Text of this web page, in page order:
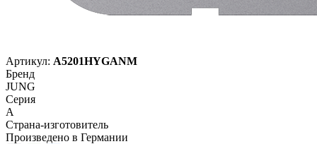
Артикул: A5201HYGANM
Бренд
JUNG
Серия
A
Страна-изготовитель
Произведено в Германии